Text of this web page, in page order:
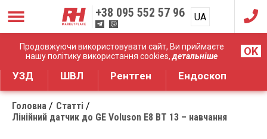
Продовжуючи використовувати сайт, Ви приймаєте
нашу політику використання cookies,детальніше OK
+38 095 552 57 96 UA
RU
Дистрибуція медичного обладнання
УЗД ШВЛ Рентген Ендоскоп
Головна
Статті
Лінійний датчик до GE Voluson E8 BT 13 – навчання